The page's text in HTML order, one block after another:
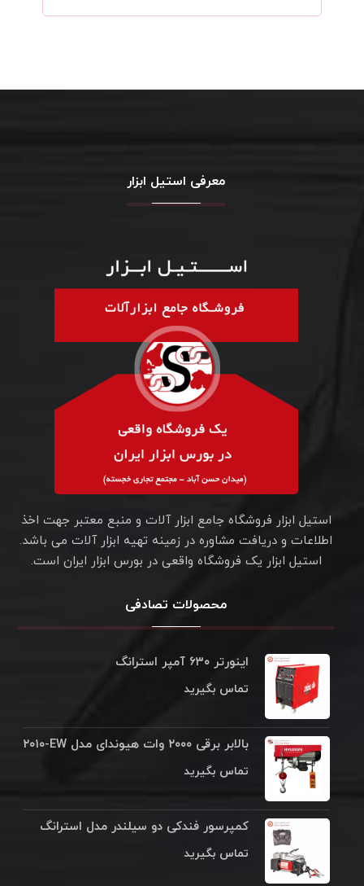
معرفی استیل ابزار
استیل ابزار فروشگاه جامع ابزار آلات و منبع معتبر جهت اخذ
اطلاعات و دریافت مشاوره در زمینه تهیه ابزار آلات می باشد.
استیل ابزار یک فروشگاه واقعی در بورس ابزار ایران است.
محصولات تصادفی
اینورتر ۶۳۰ آمپر استرانگ
تماس بگیرید
بالابر برقی ۲۰۰۰ وات هیوندای مدل ۲۰۱۰‎-EW
تماس بگیرید
کمپرسور فندکی دو سیلندر مدل استرانگ
تماس بگیرید